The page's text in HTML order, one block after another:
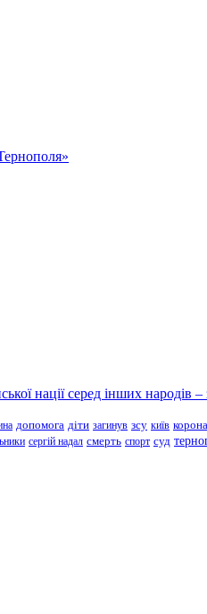
нації серед інших народів –
допомога діти загинув зсу київ
сергій надал смерть спорт суд